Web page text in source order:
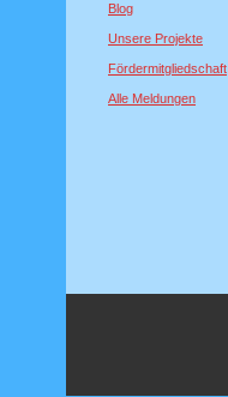
Blog
Unsere Projekte
Fördermitgliedschaft
Alle Meldungen